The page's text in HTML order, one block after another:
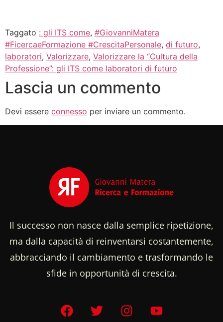
Taggato : gli ITS come, #GiovanniMatera
#FicercaeFormazione #CrescitaPersonale, di futuro,
laboratori, Valorizzare, Valorizzare la “Cultura della
Professione”: gli ITS come laboratori di futuro
Lascia un commento
Devi essere connesso per inviare un commento.
Il successo non nasce dalla semplice ripetizione,
ma dalla capacità di reinventarsi costantemente,
abbracciando il cambiamento e trasformando le
sfide in opportunità di crescita.